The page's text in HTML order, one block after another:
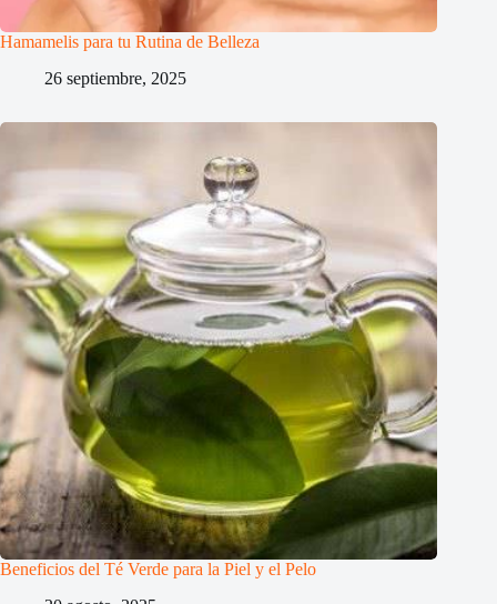
Hamamelis para tu Rutina de Belleza
26 septiembre, 2025
Beneficios del Té Verde para la Piel y el Pelo